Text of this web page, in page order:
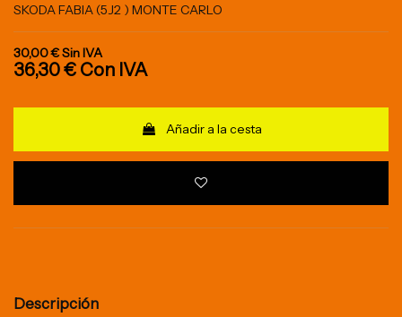
SKODA FABIA (5J2 ) MONTE CARLO
30,00 €Sin IVA
36,30 € Con IVA
Añadir a la cesta
Descripción